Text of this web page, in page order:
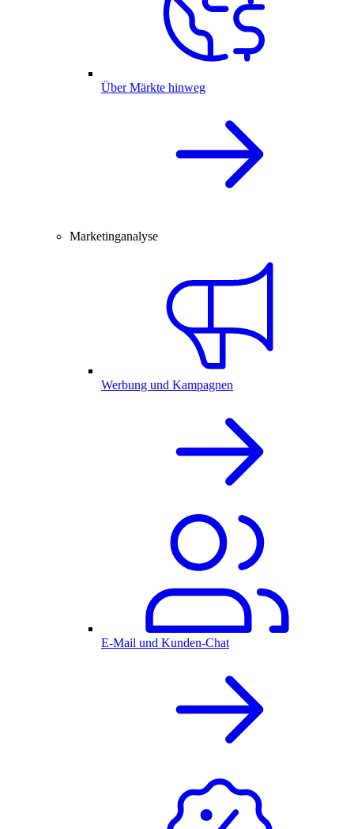
Über Märkte hinweg
Marketinganalyse
Werbung und Kampagnen
E-Mail und Kunden-Chat